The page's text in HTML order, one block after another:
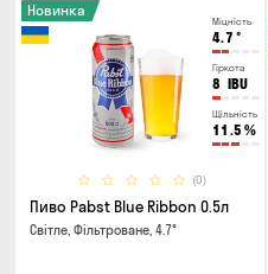
Міцність
4.7 °
Гіркота
8 IBU
Щільність
11.5 %
(0)
Новинка
Пиво Pabst Blue Ribbon 0.5л
Світле, Фільтроване, 4.7°